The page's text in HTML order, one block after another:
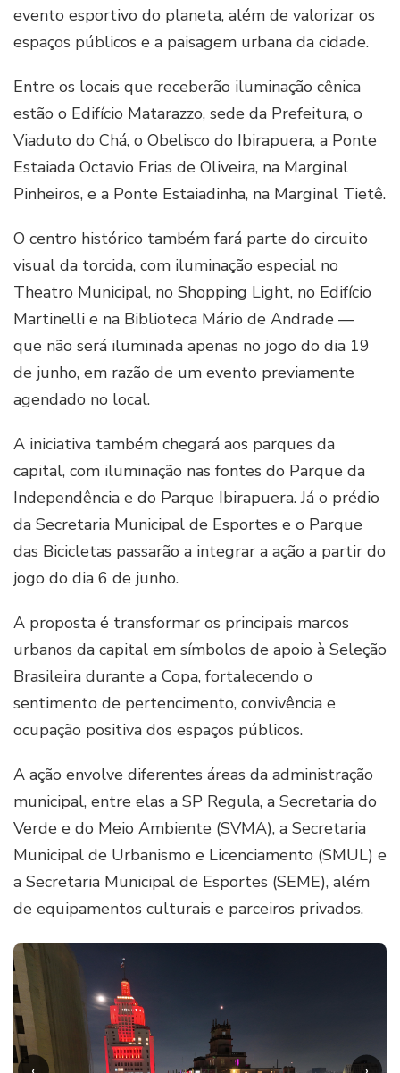
evento esportivo do planeta, além de valorizar os
espaços públicos e a paisagem urbana da cidade.
Entre os locais que receberão iluminação cênica
estão o Edifício Matarazzo, sede da Prefeitura, o
Viaduto do Chá, o Obelisco do Ibirapuera, a Ponte
Estaiada Octavio Frias de Oliveira, na Marginal
Pinheiros, e a Ponte Estaiadinha, na Marginal Tietê.
O centro histórico também fará parte do circuito
visual da torcida, com iluminação especial no
Theatro Municipal, no Shopping Light, no Edifício
Martinelli e na Biblioteca Mário de Andrade —
que não será iluminada apenas no jogo do dia 19
de junho, em razão de um evento previamente
agendado no local.
A iniciativa também chegará aos parques da
capital, com iluminação nas fontes do Parque da
Independência e do Parque Ibirapuera. Já o prédio
da Secretaria Municipal de Esportes e o Parque
das Bicicletas passarão a integrar a ação a partir do
jogo do dia 6 de junho.
A proposta é transformar os principais marcos
urbanos da capital em símbolos de apoio à Seleção
Brasileira durante a Copa, fortalecendo o
sentimento de pertencimento, convivência e
ocupação positiva dos espaços públicos.
A ação envolve diferentes áreas da administração
municipal, entre elas a SP Regula, a Secretaria do
Verde e do Meio Ambiente (SVMA), a Secretaria
Municipal de Urbanismo e Licenciamento (SMUL) e
a Secretaria Municipal de Esportes (SEME), além
de equipamentos culturais e parceiros privados.